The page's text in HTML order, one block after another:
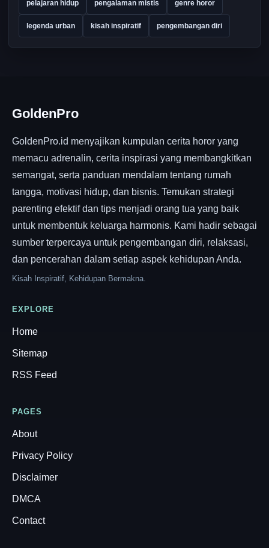
pelajaran hidup pengalaman mistis genre horor
legenda urban kisah inspiratif pengembangan diri
GoldenPro
GoldenPro.id menyajikan kumpulan cerita horor yang
memacu adrenalin, cerita inspirasi yang membangkitkan
semangat, serta panduan mendalam tentang rumah
tangga, motivasi hidup, dan bisnis. Temukan strategi
parenting efektif dan tips menjadi orang tua yang baik
untuk membentuk keluarga harmonis. Kami hadir sebagai
sumber terpercaya untuk pengembangan diri, relaksasi,
dan pencerahan dalam setiap aspek kehidupan Anda.
Kisah Inspiratif, Kehidupan Bermakna.
EXPLORE
Home
Sitemap
RSS Feed
PAGES
About
Privacy Policy
Disclaimer
DMCA
Contact